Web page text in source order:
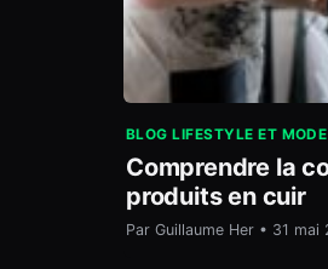
BLOG LIFESTYLE ET
Comprendre la
produits en cuir
Par Guillaume Her • 31 mai